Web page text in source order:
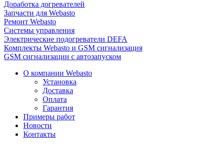
Доработка догревателей
Запчасти для Webasto
Ремонт Webasto
Системы управления
Электрические подогреватели DEFA
Комплекты Webasto и GSM сигнализация
GSM сигнализации с автозапуском
О компании Webasto
Установка
Доставка
Оплата
Гарантия
Примеры работ
Новости
Контакты